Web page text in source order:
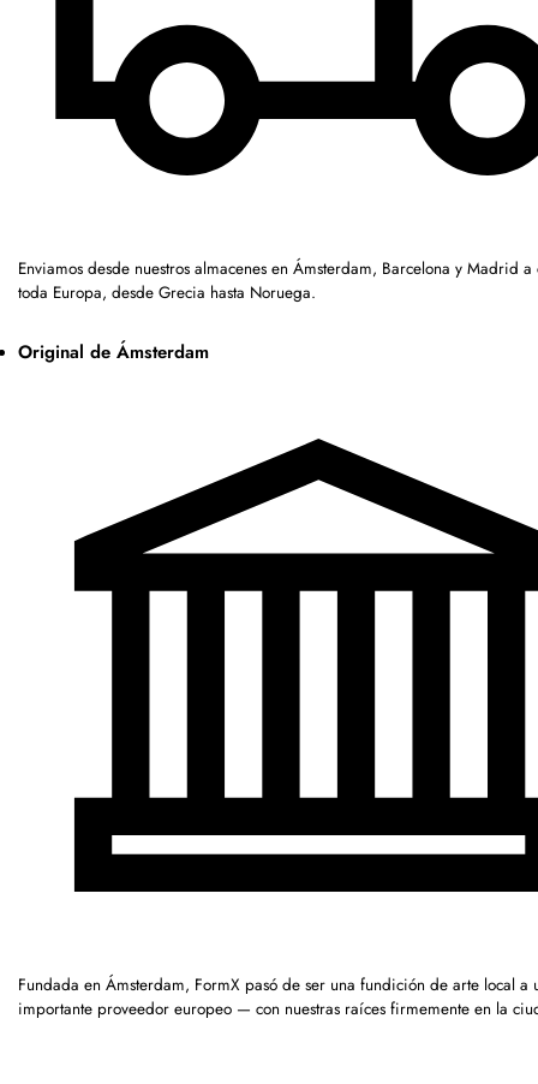
Enviamos desde nuestros almacenes en Ámsterdam, Barcelona y Madrid a
toda Europa, desde Grecia hasta Noruega.
Original de Ámsterdam
Fundada en Ámsterdam, FormX pasó de ser una fundición de arte local a
importante proveedor europeo — con nuestras raíces firmemente en la